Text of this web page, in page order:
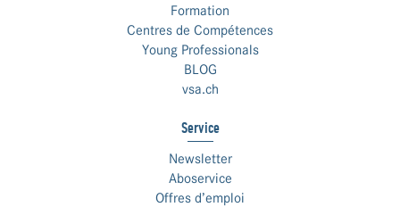
Formation
Centres de Compétences
Young Professionals
BLOG
vsa.ch
Service
Newsletter
Aboservice
Offres d’emploi